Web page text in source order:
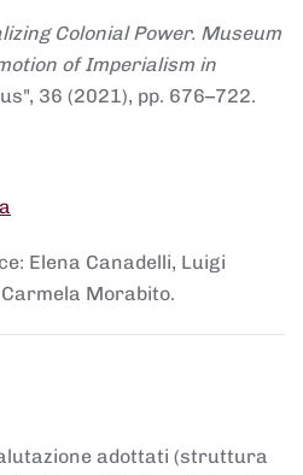
Colonial Power. Museum
of Imperialism in
36 (2021), pp. 676–722.
Elena Canadelli, Luigi
Morabito.
adottati (struttura